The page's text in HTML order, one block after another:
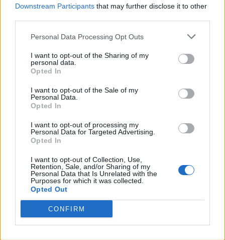
Downstream Participants that may further disclose it to other
Personal Data Processing Opt Outs
I want to opt-out of the Sharing of my
personal data.
Opted In
I want to opt-out of the Sale of my
Personal Data.
Opted In
I want to opt-out of processing my
Personal Data for Targeted Advertising.
Opted In
I want to opt-out of Collection, Use,
Retention, Sale, and/or Sharing of my
Personal Data that Is Unrelated with the
Purposes for which it was collected.
Opted Out
CONFIRM
PNȚCD (Pavelescu)
PNCR (Terheș)
Partidul Patrioților (Surugiu)
FAR (Coarnă)
România pe Primul Loc (Ponta)
Arată rezultatele
Arhiva sondajelor